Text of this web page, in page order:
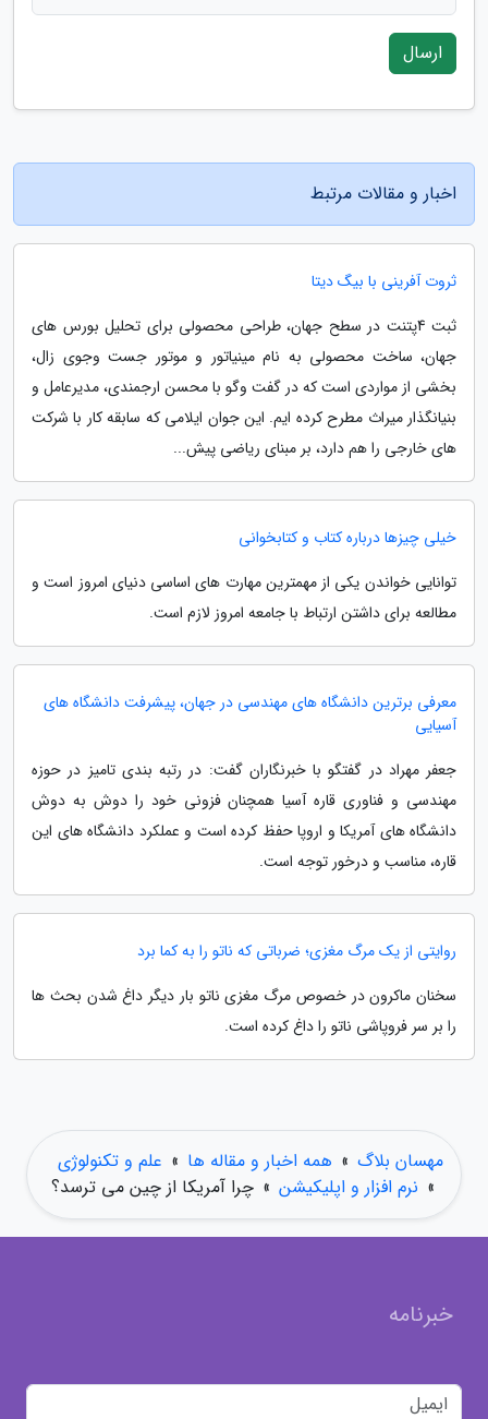
ارسال
اخبار و مقالات مرتبط
ثروت آفرینی با بیگ دیتا
ثبت 4پتنت در سطح جهان، طراحی محصولی برای تحلیل بورس های
جهان، ساخت محصولی به نام مینیاتور و موتور جست وجوی زال،
بخشی از مواردی است که در گفت وگو با محسن ارجمندی، مدیرعامل و
بنیانگذار میراث مطرح کرده ایم. این جوان ایلامی که سابقه کار با شرکت
های خارجی را هم دارد، بر مبنای ریاضی پیش...
خیلی چیزها درباره کتاب و کتابخوانی
توانایی خواندن یکی از مهمترین مهارت های اساسی دنیای امروز است و
مطالعه برای داشتن ارتباط با جامعه امروز لازم است.
معرفی برترین دانشگاه های مهندسی در جهان، پیشرفت دانشگاه های
آسیایی
جعفر مهراد در گفتگو با خبرنگاران گفت: در رتبه بندی تامیز در حوزه
مهندسی و فناوری قاره آسیا همچنان فزونی خود را دوش به دوش
دانشگاه های آمریکا و اروپا حفظ کرده است و عملکرد دانشگاه های این
قاره، مناسب و درخور توجه است.
روایتی از یک مرگ مغزی؛ ضرباتی که ناتو را به کما برد
سخنان ماکرون در خصوص مرگ مغزی ناتو بار دیگر داغ شدن بحث ها
را بر سر فروپاشی ناتو را داغ کرده است.
مهسان بلاگ » همه اخبار و مقاله ها » علم و تکنولوژی
» نرم افزار و اپلیکیشن » چرا آمریکا از چین می ترسد؟
خبرنامه